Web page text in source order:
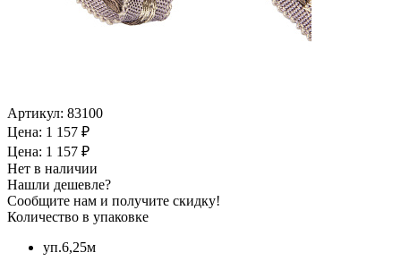
Артикул: 83100
Цена: 1 157 ₽
Цена: 1 157 ₽
Нет в наличии
Нашли дешевле?
Сообщите нам и получите скидку!
Количество в упаковке
уп.6,25м